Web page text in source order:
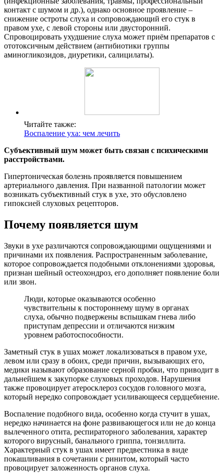
контакт с шумом и др.), однако основное проявление –
снижение остроты слуха и сопровождающий его стук в
правом ухе, с левой стороны или двусторонний.
Спровоцировать ухудшение слуха может приём препаратов с
ототоксичным действием (антибиотики группы
аминогликозидов, диуретики, салицилаты).
Читайте также:
Воспаление уха: чем лечить
Субъективный шум может быть связан с психическими
расстройствами.
Гипертоническая болезнь проявляется повышением
артериального давления. При названной патологии может
возникать субъективный стук в ухе, это обусловлено
гипоксией слуховых рецепторов.
Почему появляется шум
Звуки в ухе различаются сопровождающими ощущениями и
причинами их появления. Распространенным заболевание,
которое сопровождается подобными отклонениями здоровья,
признан шейный остеохондроз, его дополняет появление боли
или звон.
Люди, которые оказываются особенно
чувствительны к постороннему шуму в органах
слуха, обычно подвержены вспышкам гнева либо
приступам депрессии и отличаются низким
уровнем работоспособности.
Заметный стук в ушах может локализоваться в правом ухе,
левом или сразу в обоих, среди причин, вызывающих его,
медики называют образование серной пробки, что приводит в
дальнейшем к закупорке слуховых проходов. Нарушения
также провоцирует атеросклероз сосудов головного мозга,
который нередко сопровождает усиливающееся сердцебиение.
Воспаление подобного вида, особенно когда стучит в ушах,
нередко начинается на фоне развивающегося или не до конца
вылеченного отита, респираторного заболевания, характер
которого вирусный, банального гриппа, тонзиллита.
Характерный стук в ушах имеет предвестника в виде
покашливания в сочетании с ринитом, который часто
провоцирует заложенность органов слуха.